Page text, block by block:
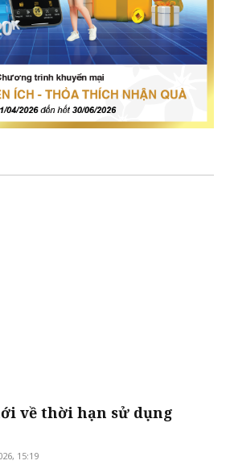
về thời hạn sử dụng
15:19